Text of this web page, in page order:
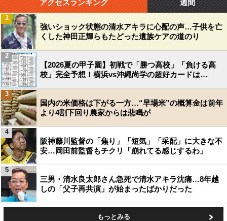
アクセスランキング 週間
強いショック状態の清水アキラに心配の声…子供を亡
くした神田正輝らもたどった遺族ケアの道のり
1
【2026夏の甲子園】初戦で「勝つ高校」「負ける高
校」完全予想！横浜vs沖縄尚学の超好カードは…
2
国内の米価格は下がる一方…“早場米”の概算金は前年
より4割下回り農家からは悲鳴が
3
阪神藤川監督の「焦り」「短気」「采配」に大きな不
安…岡田前監督もチクリ「崩れてる感じするわ」
4
三男・清水良太郎さん急死で清水アキラ沈痛…8年越
しの「父子再共演」が始まったばかりだった
5
もっとみる